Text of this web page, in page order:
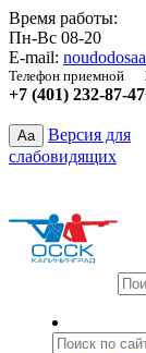
Время работы:
Пн-Вс 08-20
E-mail:
Телефон приемной
+7 (401) 232-87-47
Aa
Версия для
слабовидящих